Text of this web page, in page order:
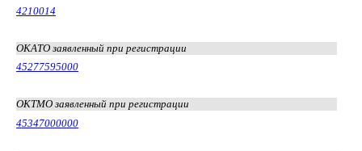
4210014
ОКАТО заявленный при регистрации
45277595000
ОКТМО заявленный при регистрации
45347000000